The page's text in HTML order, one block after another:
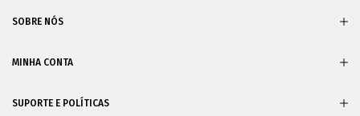
SOBRE NÓS
MINHA CONTA
SUPORTE E POLÍTICAS